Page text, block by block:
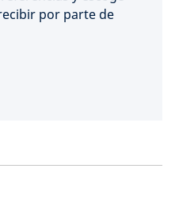
por parte de